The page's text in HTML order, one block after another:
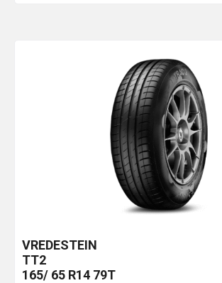
VREDESTEIN
TT2
165/ 65 R14 79T